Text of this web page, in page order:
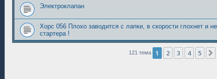
Электроклапан
Хорс 056 Плохо заводится с лапки, в скорости глохнет и
стартера !
121 тема 1 2 3 4 5